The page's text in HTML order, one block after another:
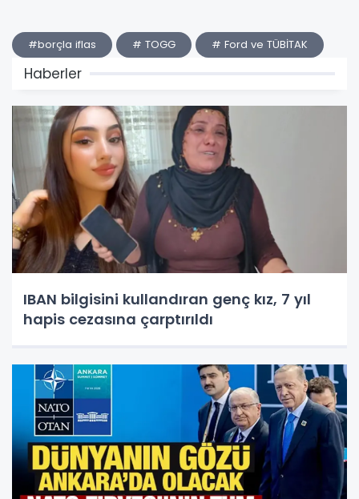
#borçla iflas # TOGG # Ford ve TÜBİTAK
Haberler
IBAN bilgisini kullandıran genç kız, 7 yıl
hapis cezasına çarptırıldı